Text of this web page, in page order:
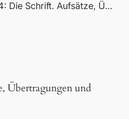
OJM_BIB_KD_204: Die Schrift. Aufsätze, Übertragungen und Briefe
Übertragungen und